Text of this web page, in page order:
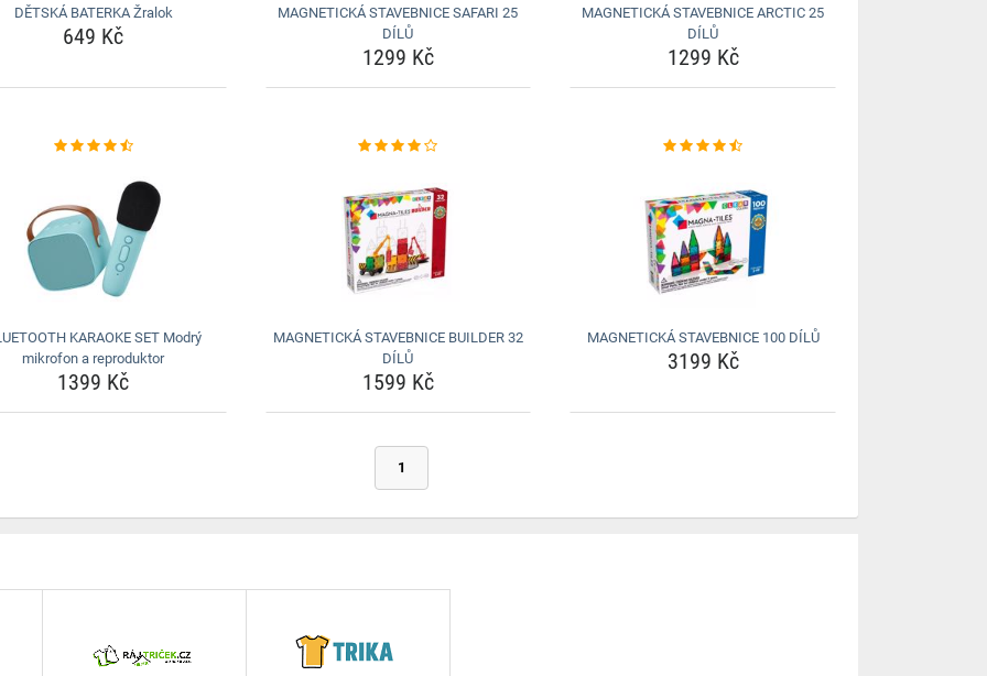
DĚTSKÁ BATERKA Žralok
649 Kč
MAGNETICKÁ STAVEBNICE SAFARI 25
DÍLŮ
1299 Kč
MAGNETICKÁ STAVEBNICE ARCTIC 25
DÍLŮ
1299 Kč
KARAOKE SET Modrý
mikrofon a reproduktor
1399 Kč
MAGNETICKÁ STAVEBNICE BUILDER 32
DÍLŮ
1599 Kč
MAGNETICKÁ STAVEBNICE 100 DÍLŮ
3199 Kč
1